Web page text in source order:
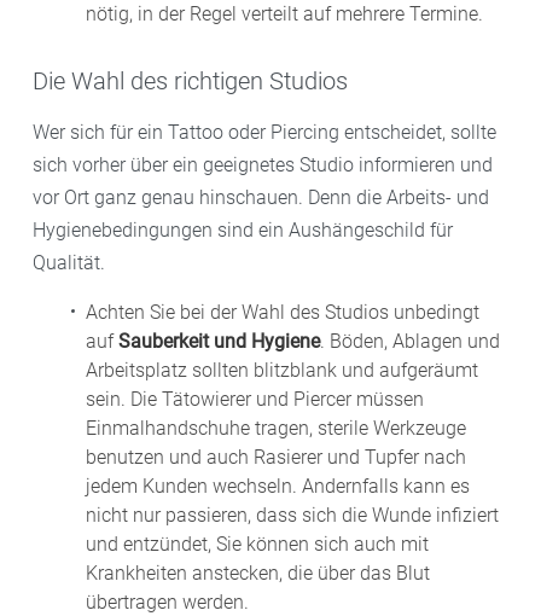
nötig, in der Regel verteilt auf mehrere Termine.
Die Wahl des richtigen Studios
Wer sich für ein Tattoo oder Piercing entscheidet, sollte
sich vorher über ein geeignetes Studio informieren und
vor Ort ganz genau hinschauen. Denn die Arbeits- und
Hygienebedingungen sind ein Aushängeschild für
Qualität.
Achten Sie bei der Wahl des Studios unbedingt
aufSauberkeit und Hygiene. Böden, Ablagen und
Arbeitsplatz sollten blitzblank und aufgeräumt
sein. Die Tätowierer und Piercer müssen
Einmalhandschuhe tragen, sterile Werkzeuge
benutzen und auch Rasierer und Tupfer nach
jedem Kunden wechseln. Andernfalls kann es
nicht nur passieren, dass sich die Wunde infiziert
und entzündet, Sie können sich auch mit
Krankheiten anstecken, die über das Blut
übertragen werden.